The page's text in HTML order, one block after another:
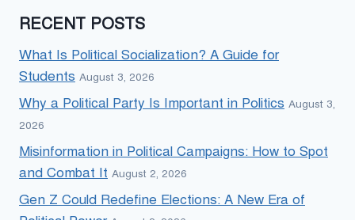
RECENT POSTS
What Is Political Socialization? A Guide for
Students August 3, 2026
Why a Political Party Is Important in Politics August 3,
2026
Misinformation in Political Campaigns: How to Spot
and Combat It August 2, 2026
Gen Z Could Redefine Elections: A New Era of